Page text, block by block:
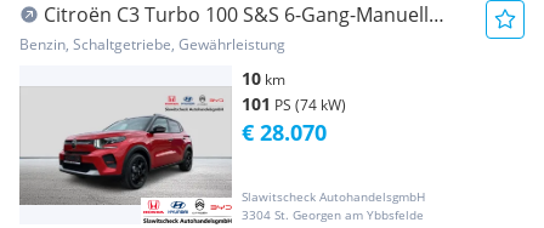
Citroën C3 Turbo 100 S&S 6-Gang-Manuell
Collection
Benzin, Schaltgetriebe, Gewährleistung
10 km
101 PS (74 kW)
Slawitscheck AutohandelsgmbH
3304 St. Georgen am Ybbsfelde
€ 28.070